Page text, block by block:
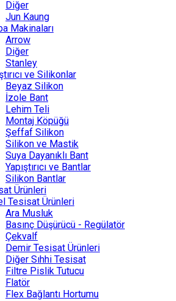
Diğer
Jun Kaung
Makinaları
Arrow
Diğer
Stanley
ve Silikonlar
Beyaz Silikon
İzole Bant
Lehim Teli
Montaj Köpüğü
Şeffaf Silikon
Silikon ve Mastik
Suya Dayanıklı Bant
Yapıştırıcı ve Bantlar
Silikon Bantlar
Ürünleri
Tesisat Ürünleri
Ara Musluk
Basınç Düşürücü - Regülatör
Çekvalf
Demir Tesisat Ürünleri
Diğer Sıhhi Tesisat
Filtre Pislik Tutucu
Flatör
Flex Bağlantı Hortumu